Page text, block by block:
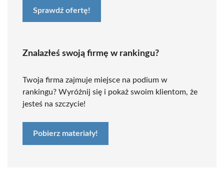
Sprawdź ofertę!
Znalazłeś swoją firmę w rankingu?
Twoja firma zajmuje miejsce na podium w
rankingu? Wyróżnij się i pokaż swoim klientom, że
jesteś na szczycie!
Pobierz materiały!